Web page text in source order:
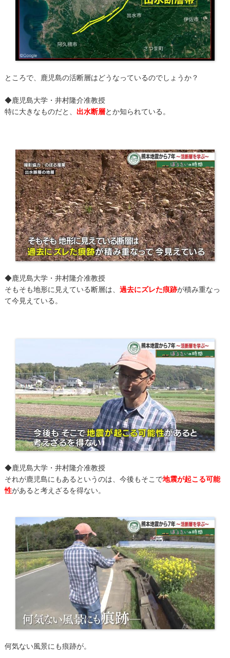
ところで、鹿児島の活断層はどうなっているのでしょうか？
◆鹿児島大学・井村隆介准教授
特に大きなものだと、 出水断層とか知られている。
◆鹿児島大学・井村隆介准教授
そもそも地形に見えている断層は、 過去にズレた痕跡が積み重なっ
て今見えている。
◆鹿児島大学・井村隆介准教授
それが鹿児島にもあるというのは、今後もそこで地震が起こる可能
性があると考えざるを得ない。
​何気ない風景にも痕跡が。